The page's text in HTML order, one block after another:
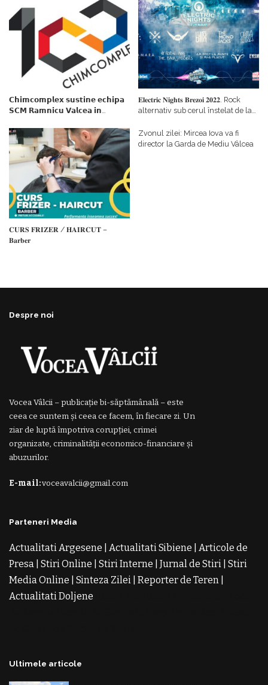
𝗖𝗵𝗶𝗺𝗰𝗼𝗺𝗽𝗹𝗲𝘅 𝘀𝘂𝘀𝘁𝗶𝗻𝗲 𝗲𝗰𝗵𝗶𝗽𝗮
𝗦𝗖𝗠 𝗥𝗮𝗺𝗻𝗶𝗰𝘂 𝗩𝗮𝗹𝗰𝗲𝗮 𝗶𝗻
𝗳𝗶𝗻𝗮𝗻𝘁𝗮𝘁𝗼𝗿
𝐄𝐥𝐞𝐜𝐭𝐫𝐢𝐜 𝐍𝐢𝐠𝐡𝐭𝐬 𝐁𝐫𝐞𝐳𝐨𝐢 𝟐𝟎𝟐𝟐. Rock
alternativ sub cerul înstelat de la
𝐂𝐔𝐑𝐒 𝐅𝐑𝐈𝐙𝐄𝐑 / 𝐇𝐀𝐈𝐑𝐂𝐔𝐓 –
𝐁𝐚𝐫𝐛𝐞𝐫
Zvonul zilei: Mircea Iova va fi
director la Garda de Mediu Vâlcea
Despre noi
Vocea Vâlcii – publicație bi-săptămânală – este
ceea ce suntem și ceea ce facem, în fiecare zi. Un
ziar de luptă împotriva corupției, crimei
organizate, criminalității economico-financiare și
abuzurilor.
E-mail:voceavalcii@gmail.com
Parteneri Media
Actualitati Argesene Actualitati Sibiene
Articole de
Presa Stiri Online Stiri Interne Jurnal de Stiri Stiri
Media Online
Sinteza Zilei Reporter de Teren
Actualitati Doljene
Ultimele articole